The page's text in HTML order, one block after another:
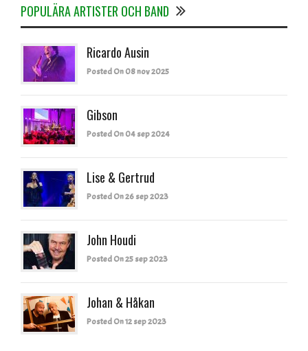
POPULÄRA ARTISTER OCH BAND
Ricardo Ausin
Posted On 08 nov 2025
Gibson
Posted On 04 sep 2024
Lise & Gertrud
Posted On 26 sep 2023
John Houdi
Posted On 25 sep 2023
Johan & Håkan
Posted On 12 sep 2023